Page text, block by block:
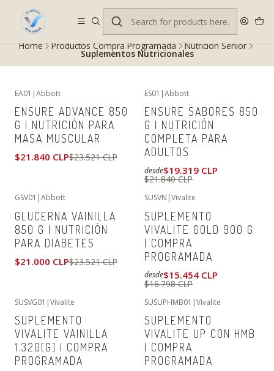
Despacho gratis en RM desde $100.000. Revisa las condiciones.
Home Productos Compra Programada Nutrición Senior
Suplementos Nutricionales
EA01 |Abbott
ENSURE ADVANCE 850
G | NUTRICIÓN PARA
MASA MUSCULAR
$21.840 CLP$23.521 CLP
ES01 |Abbott
ENSURE SABORES 850
G | NUTRICIÓN
COMPLETA PARA
ADULTOS
desde$19.319 CLP
$21.840 CLP
GSV01 |Abbott
GLUCERNA VAINILLA
850 G | NUTRICIÓN
PARA DIABETES
$21.000 CLP$23.521 CLP
SUSVN |Vivalite
SUPLEMENTO
VIVALITE GOLD 900 G
| COMPRA
PROGRAMADA
desde$15.454 CLP
$16.798 CLP
No disponible
SUSVG01 |Vivalite
SUPLEMENTO
VIVALITE VAINILLA
1.320[G] | COMPRA
PROGRAMADA
SUSUPHMB01 |Vivalite
SUPLEMENTO
VIVALITE UP CON HMB
| COMPRA
PROGRAMADA